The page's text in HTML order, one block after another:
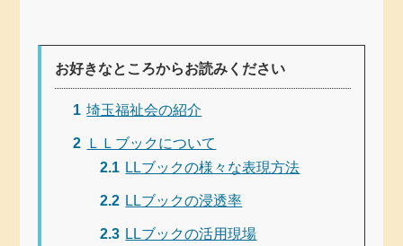
お好きなところからお読みください
1 埼玉福祉会の紹介
2 ＬＬブックについて
2.1 LLブックの様々な表現方法
2.2 LLブックの浸透率
2.3 LLブックの活用現場